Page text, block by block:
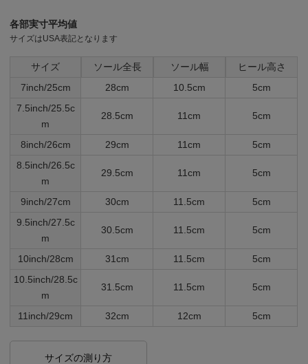
各部実寸平均値
サイズはUSA表記となります
サイズ ソール全長 ソール幅
ヒール高さ
7inch/25cm
28cm 10.5cm
5cm
7.5inch/25.5c
m
28.5cm 11cm 5cm
8inch/26cm 29cm 11cm
5cm
8.5inch/26.5c
m
29.5cm 11cm 5cm
9inch/27cm 30cm 11.5cm
5cm
9.5inch/27.5c
m
30.5cm 11.5cm 5cm
10inch/28cm 31cm 11.5cm
5cm
10.5inch/28.5c
m
31.5cm 11.5cm 5cm
11inch/29cm 32cm 12cm 5cm
サイズの測り方